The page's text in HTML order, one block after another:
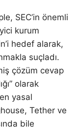
SEC’in önemli
kurum
hedef alarak,
suçladı.
çözüm cevap
olarak
yasal
Tether ve
bile